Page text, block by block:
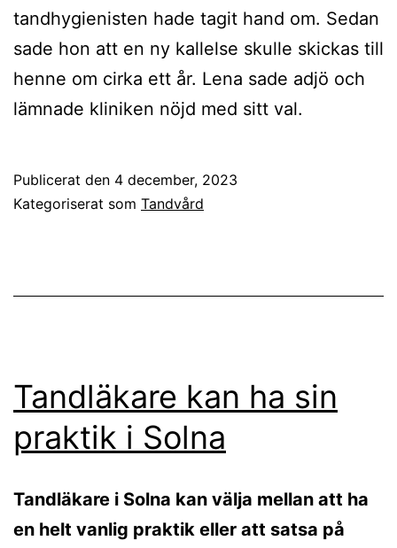
tandhygienisten hade tagit hand om. Sedan
sade hon att en ny kallelse skulle skickas till
henne om cirka ett år. Lena sade adjö och
lämnade kliniken nöjd med sitt val.
Publicerat den 4 december, 2023
Kategoriserat som Tandvård
Tandläkare kan ha sin
praktik i Solna
Tandläkare i Solna kan välja mellan att ha
en helt vanlig praktik eller att satsa på